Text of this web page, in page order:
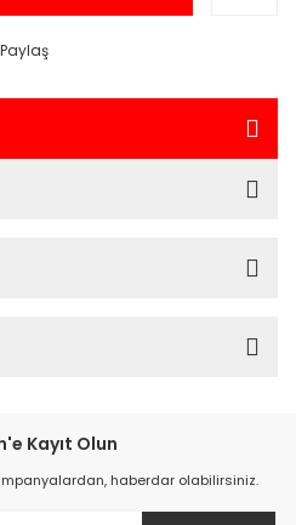
Paylaş
Kayıt Olun
haberdar olabilirsiniz.